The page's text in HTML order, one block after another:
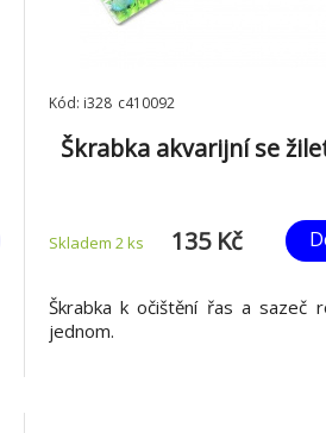
Kód: i328_c410092
Škrabka akvarijní se
Skladem 2 ks 135 Kč
Škrabka k očištění řas a sazeč
jednom.